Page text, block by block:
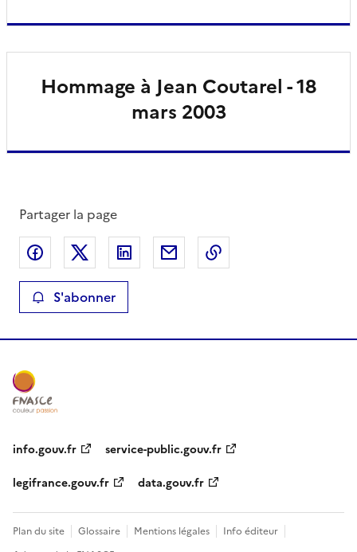
Hommage à Jean Coutarel - 18
mars 2003
Partager la page
Partager sur Facebook
Partager sur XPartager sur LinkedIn
Partager par email
S'abonner
info.gouv.fr
service-public.gouv.fr
legifrance.gouv.fr
data.gouv.fr
Plan du site Glossaire Mentions légales
Info éditeur